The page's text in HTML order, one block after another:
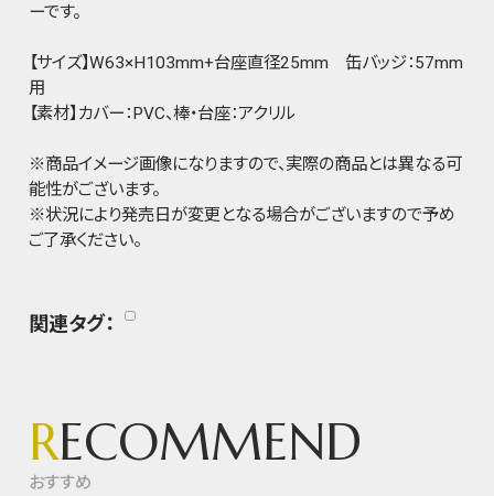
ーです。
【サイズ】W63×H103mm+台座直径25mm 缶バッジ：57mm
用
【素材】カバー：PVC、棒・台座：アクリル
※商品イメージ画像になりますので、実際の商品とは異なる可
能性がございます。
※状況により発売日が変更となる場合がございますので予め
ご了承ください。
関連タグ：
RECOMMEND
おすすめ